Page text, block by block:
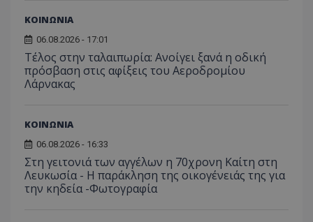
ΚΟΙΝΩΝΙΑ
06.08.2026 - 17:01
Τέλος στην ταλαιπωρία: Ανοίγει ξανά η οδική
πρόσβαση στις αφίξεις του Αεροδρομίου
Λάρνακας
ΚΟΙΝΩΝΙΑ
06.08.2026 - 16:33
Στη γειτονιά των αγγέλων η 70χρονη Καίτη στη
Λευκωσία - Η παράκληση της οικογένειάς της για
την κηδεία -Φωτογραφία